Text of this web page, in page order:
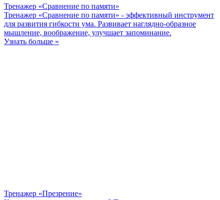
Тренажер «Сравнение по памяти»
Тренажер «Сравнение по памяти» - эффективный инструмент
для развития гибкости ума. Развивает наглядно-образное
мышление, воображение, улучшает запоминание.
Узнать больше »
Тренажер «Презрение»